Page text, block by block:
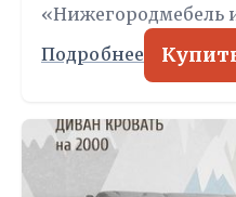
«Нижегородмебель
Подробнее